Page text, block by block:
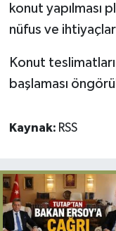
konut yapılması
nüfus ve
Konut
başlaması
Kaynak: RSS